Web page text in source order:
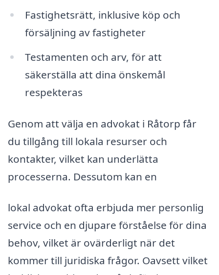
Fastighetsrätt, inklusive köp och
försäljning av fastigheter
Testamenten och arv, för att
säkerställa att dina önskemål
respekteras
Genom att välja en advokat i Råtorp får
du tillgång till lokala resurser och
kontakter, vilket kan underlätta
processerna. Dessutom kan en
lokal advokat ofta erbjuda mer personlig
service och en djupare förståelse för dina
behov, vilket är ovärderligt när det
kommer till juridiska frågor. Oavsett vilket